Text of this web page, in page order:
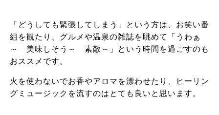
「どうしても緊張してしまう」という方は、お笑い番
組を観たり、グルメや温泉の雑誌を眺めて「うわぁ
～ 美味しそう～ 素敵～」という時間を過ごすのも
おススメです。
火を使わないでお香やアロマを漂わせたり、ヒーリン
グミュージックを流すのはとても良いと思います。